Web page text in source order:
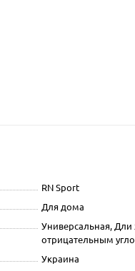
RN Sport
Для дома
Универсальная, Дли
отрицательным
Украина